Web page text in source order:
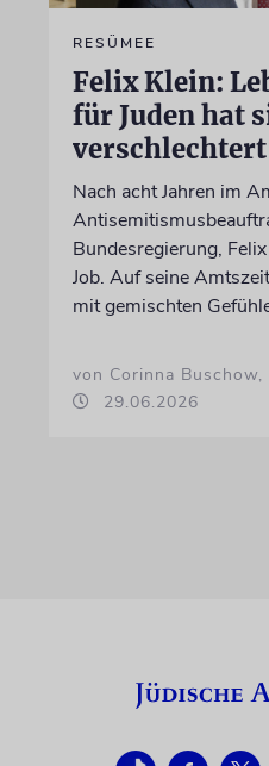
RESÜMEE
Felix Klein:
für Juden hat
verschlechtert
Nach acht Jahren im
Bundesregierung,
Job. Auf seine
mit gemischten
von Corinna Buschow,
29.06.2026